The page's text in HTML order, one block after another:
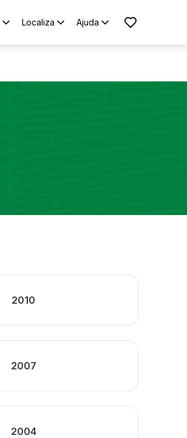
Localiza Ajuda
2010
2007
2004